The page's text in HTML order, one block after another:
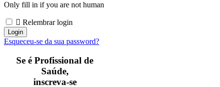
Only fill in if you are not human
Relembrar login
Esqueceu-se da sua password?
Se é Profissional de
Saúde,
inscreva-se